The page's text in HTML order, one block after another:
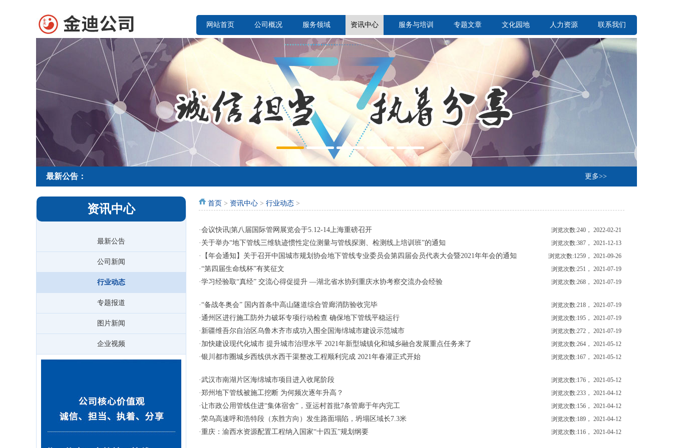
网站首页 公司概况 服务领域 资讯中心 服务与培训 专题文章 文化园地 人力资源 联系我们
最新公告： 更多>>
资讯中心
最新公告
公司新闻
行业动态
专题报道
图片新闻
企业视频
首页 > 资讯中心 > 行业动态 >
浏览次数:240， 2022-02-21
·会议快讯|第八届国际管网展览会于5.12-14上海重磅召开
浏览次数:387， 2021-12-13
· 关于举办“地下管线三维轨迹惯性定位测量与管线探测、检测线上培训班”的通知
浏览次数:1259， 2021-09-26
· 【年会通知】关于召开中国城市规划协会地下管线专业委员会第四届会员代表大会暨2021年年会的通知
浏览次数:251， 2021-07-19
·“第四届生命线杯”有奖征文
浏览次数:268， 2021-07-19
·学习经验取“真经” 交流心得促提升 —湖北省水协到重庆水协考察交流办会经验
浏览次数:218， 2021-07-19
·“备战冬奥会” 国内首条中高山隧道综合管廊消防验收完毕
浏览次数:195， 2021-07-19
·通州区进行施工防外力破坏专项行动检查 确保地下管线平稳运行
浏览次数:272， 2021-07-19
· 新疆维吾尔自治区乌鲁木齐市成功入围全国海绵城市建设示范城市
浏览次数:264， 2021-05-12
· 加快建设现代化城市 提升城市治理水平 2021年新型城镇化和城乡融合发展重点任务来了
浏览次数:167， 2021-05-12
·银川都市圈城乡西线供水西干渠整改工程顺利完成 2021年春灌正式开始
浏览次数:176， 2021-05-12
·武汉市南湖片区海绵城市项目进入收尾阶段
浏览次数:233， 2021-04-12
·郑州地下管线被施工挖断 为何频次逐年升高？
浏览次数:156， 2021-04-12
·让市政公用管线住进“集体宿舍”，亚运村首批7条管廊于年内完工
浏览次数:189， 2021-04-12
·荣乌高速呼和浩特段（东胜方向）发生路面塌陷，坍塌区域长7.3米
浏览次数:116， 2021-04-12
·重庆：渝西水资源配置工程纳入国家“十四五”规划纲要